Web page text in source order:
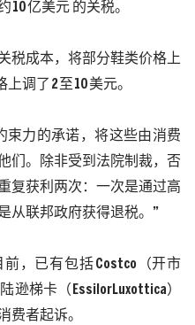
10亿美元 的关税。
税成本，将部分鞋类价格上
上调了 2 至 10 美元。
束力的承诺，将这些由消费
们。除非受到法院制裁，否
复获利两次：一次是通过高
从联邦政府获得退税。”
前，已有包括 Costco（开市
逊梯卡（ EssilorLuxottica ）
费者起诉。